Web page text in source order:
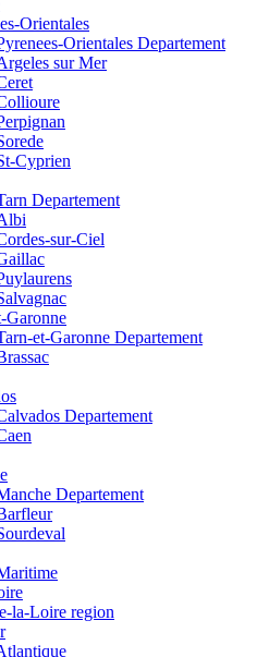
Orientales
Orientales Departement
sur Mer
Cyprien
Departement
sur-Ciel
Garonne
et-Garonne Departement
Departement
Departement
la-Loire region